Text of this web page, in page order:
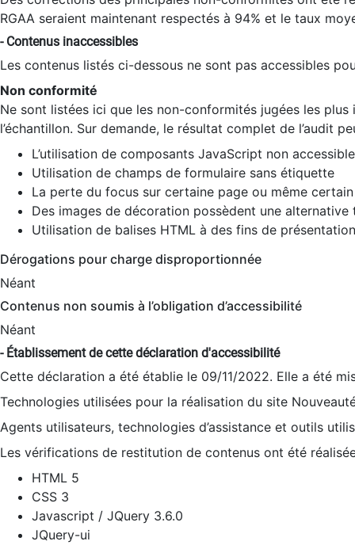
RGAA seraient maintenant respectés à 94% et le taux
- Contenus inaccessibles
Les contenus listés ci-dessous ne sont pas accessibles
Non conformité
Ne sont listées ici que les non-conformités jugées les
l’échantillon. Sur demande, le résultat complet de l’audit
L’utilisation de composants JavaScript non
Utilisation de champs de formulaire sans étiquette
La perte du focus sur certaine page ou même
Des images de décoration possèdent une alternative
Utilisation de balises HTML à des fins de
Dérogations pour charge disproportionnée
Néant
Contenus non soumis à l’obligation d’accessibilité
Néant
- Établissement de cette déclaration d'accessibilité
Cette déclaration a été établie le 09/11/2022. Elle a été
Technologies utilisées pour la réalisation du site
Agents utilisateurs, technologies d’assistance et outils
Les vérifications de restitution de contenus ont été
HTML 5
CSS 3
Javascript / JQuery 3.6.0
JQuery-ui